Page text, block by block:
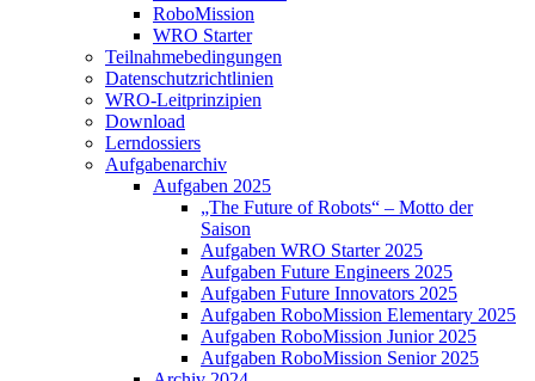
RoboMission
WRO Starter
Teilnahmebedingungen
Datenschutzrichtlinien
WRO-Leitprinzipien
Download
Lerndossiers
Aufgabenarchiv
Aufgaben 2025
„The Future of Robots“ – Motto der
Saison
Aufgaben WRO Starter 2025
Aufgaben Future Engineers 2025
Aufgaben Future Innovators 2025
Aufgaben RoboMission Elementary 2025
Aufgaben RoboMission Junior 2025
Aufgaben RoboMission Senior 2025